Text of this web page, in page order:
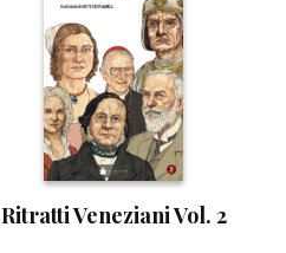
Ritratti Veneziani Vol. 2